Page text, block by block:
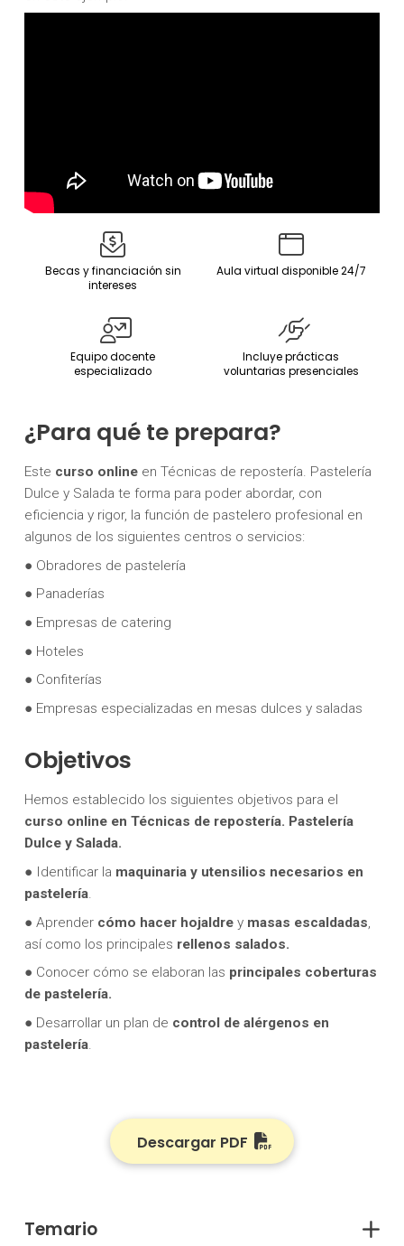
Becas y financiación sin
intereses
Aula virtual disponible 24/7
Equipo docente
especializado
Incluye prácticas
voluntarias presenciales
¿Para qué te prepara?
Este curso onlineen Técnicas de repostería. Pastelería
Dulce y Salada te forma para poder abordar, con
eficiencia y rigor, la función de pastelero profesional en
algunos de los siguientes centros o servicios:
● Obradores de pastelería
● Panaderías
● Empresas de catering
● Hoteles
● Confiterías
● Empresas especializadas en mesas dulces y saladas
Objetivos
Hemos establecido los siguientes objetivos para el
curso online en Técnicas de repostería. Pastelería
Dulce y Salada.
● Identificar la maquinaria y utensilios necesarios en
pastelería.
● Aprender cómo hacer hojaldrey masas escaldadas
así como los principales rellenos salados.
● Conocer cómo se elaboran las principales coberturas
de pastelería.
● Desarrollar un plan de control de alérgenos en
pastelería.
Descargar PDF
Temario